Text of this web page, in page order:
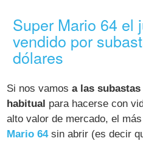
Super Mario 64 el
vendido por
dólares
Si nos vamosa las
habitual para hacerse con
alto valor de mercado, el
Mario 64sin abrir (es decir